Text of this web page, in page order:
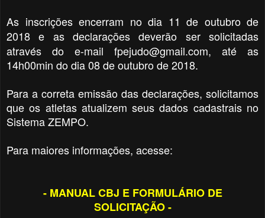
As inscrições encerram no dia 11 de outubro de
2018 e as declarações deverão ser solicitadas
através do e-mail fpejudo@gmail.com, até as
14h00min do dia 08 de outubro de 2018.
Para a correta emissão das declarações, solicitamos
que os atletas atualizem seus dados cadastrais no
Sistema ZEMPO.
Para maiores informações, acesse:
- MANUAL CBJ E FORMULÁRIO DE
SOLICITAÇÃO -